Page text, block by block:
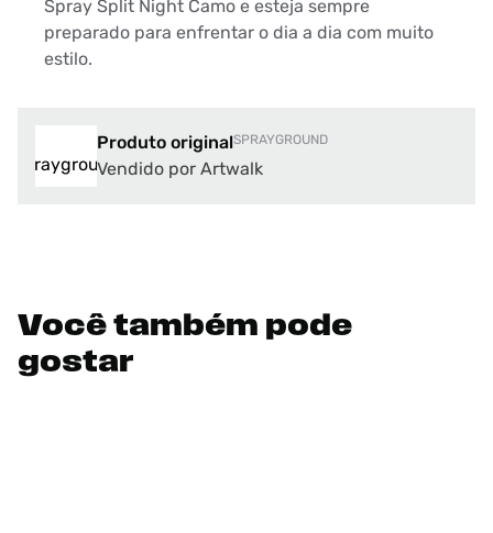
Spray Split Night Camo e esteja sempre
preparado para enfrentar o dia a dia com muito
estilo.
Produto originalSPRAYGROUND
Vendido por Artwalk
Você também pode
gostar